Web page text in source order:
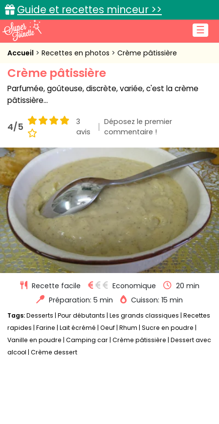
☰
Guide et recettes minceur >>
Accueil
Recettes de cuisine
Cuisine pratique
L'actu cuisine
Connexion
Accueil Recettes en photos Crème pâtissière
Crème pâtissière
Parfumée, goûteuse, discrète, variée, c'est la crème
pâtissière...
4/5
3
avis
Déposez le premier
commentaire !
Recette facile Economique
20 min
Préparation: 5 min
Cuisson: 15 min
Tags:Desserts Pour débutants Les grands classiques Recettes
rapides Farine Lait écrémé Oeuf Rhum Sucre en poudre
Vanille en poudre Camping car Crème pâtissière Dessert avec
alcool Crème dessert